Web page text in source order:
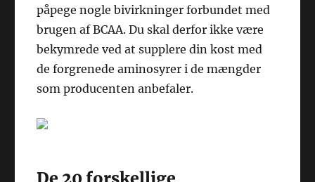
påpege nogle bivirkninger forbundet med
brugen af BCAA. Du skal derfor ikke være
bekymrede ved at supplere din kost med
de forgrenede aminosyrer i de mængder
som producenten anbefaler.